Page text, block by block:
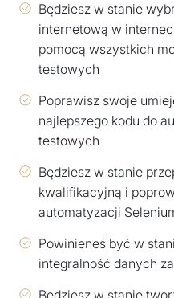
Będziesz w stanie
internetową w
pomocą wszystkich
testowych
Poprawisz swoje
najlepszego kodu do
testowych
Będziesz w stanie
kwalifikacyjną i
automatyzacji
Powinieneś być w
integralność danych
Będziesz w stanie